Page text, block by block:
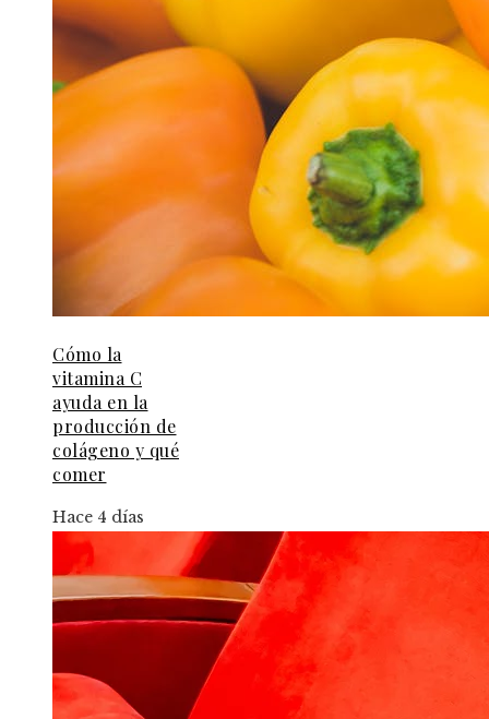
Cómo la
vitamina C
ayuda en la
producción de
colágeno y qué
comer
Hace 4 días